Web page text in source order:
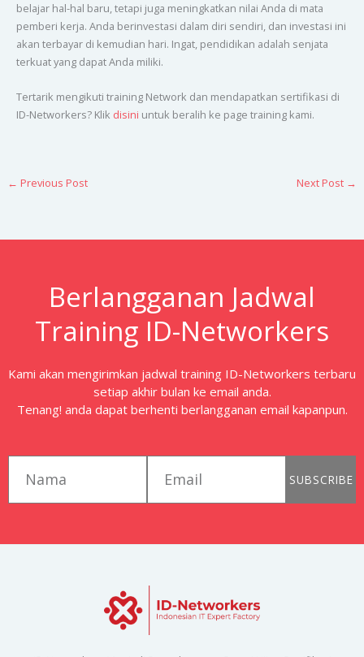
belajar hal-hal baru, tetapi juga meningkatkan nilai Anda di mata
pemberi kerja. Anda berinvestasi dalam diri sendiri, dan investasi ini
akan terbayar di kemudian hari. Ingat, pendidikan adalah senjata
terkuat yang dapat Anda miliki.
Tertarik mengikuti training Network dan mendapatkan sertifikasi di
ID-Networkers? Klik disini untuk beralih ke page training kami.
← Previous Post Next Post →
Berlangganan Jadwal
Training ID-Networkers
Kami akan mengirimkan jadwal training ID-Networkers terbaru
setiap akhir bulan ke email anda.
Tenang! anda dapat berhenti berlangganan email kapanpun.
SUBSCRIBE